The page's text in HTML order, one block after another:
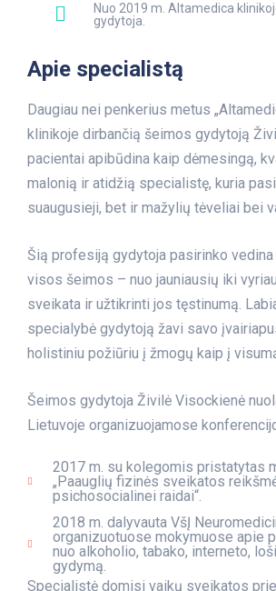
Nuo 2019 m. Altamedica
gydytoja.
Apie specialistą
Daugiau nei penkerius metus
klinikoje dirbančią šeimos gydytoją
pacientai apibūdina kaip dėmesingą,
malonią ir atidžią specialistę, kuria
suaugusieji, bet ir mažylių tėveliai bei
Šią profesiją gydytoja pasirinko
visos šeimos – nuo jauniausių iki
sveikata ir užtikrinti jos tęstinumą.
specialybė gydytoją žavi savo
holistiniu požiūriu į žmogų kaip į
Šeimos gydytoja Živilė Visockienė
Lietuvoje organizuojamose
2017 m. su kolegomis pristatytas
„Paauglių fizinės sveikatos
psichosocialinei raidai“.
2018 m. dalyvauta VšĮ
organizuotuose mokymuose apie
nuo alkoholio, tabako, interneto,
gydymą.
Specialistė domisi vaikų sveikatos